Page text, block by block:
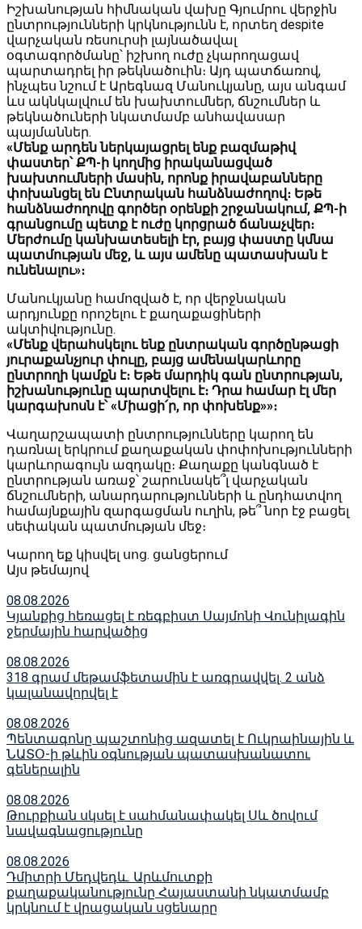
Իշխանության հիմնական վախը Գյումրու վերջին
ընտրությունների կրկնությունն է, որտեղ despite
վարչական ռեսուրսի լայնածավալ
օգտագործմանը՝ իշխող ուժը չկարողացավ
պարտադրել իր թեկնածուին։ Այդ պատճառով,
ինչպես նշում է Արեգնազ Մանուկյանը, այս անգամ
ևս ակնկալվում են խախտումներ, ճնշումներ և
թեկնածուների նկատմամբ անհավասար
պայմաններ.
«Մենք արդեն ներկայացրել ենք բազմաթիվ
փաստեր՝ ՔՊ-ի կողմից իրականացված
խախտումների մասին, որոնք իրավաբանները
փոխանցել են Ընտրական հանձնաժողով։ Եթե
հանձնաժողովը գործեր օրենքի շրջանակում, ՔՊ-ի
գրանցումը պետք է ուժը կորցրած ճանաչվեր։
Մերժումը կանխատեսելի էր, բայց փաստը կմնա
պատմության մեջ, և այս ամենը պատասխան է
ունենալու»։
Մանուկյանը համոզված է, որ վերջնական
արդյունքը որոշելու է քաղաքացիների
ակտիվությունը․
«Մենք վերահսկելու ենք ընտրական գործընթացի
յուրաքանչյուր փուլը, բայց ամենակարևորը
ընտրողի կամքն է։ Եթե մարդիկ գան ընտրության,
իշխանությունը պարտվելու է։ Դրա համար էլ մեր
կարգախոսն է՝ «Միացի՛ր, որ փոխենք»»։
Վաղարշապատի ընտրությունները կարող են
դառնալ երկրում քաղաքական փոփոխությունների
կարևորագույն ազդակը։ Քաղաքը կանգնած է
ընտրության առաջ՝ շարունակե՞լ վարչական
ճնշումների, անարդարությունների և ընդհատվող
համայնքային զարգացման ուղին, թե՞ նոր էջ բացել
սեփական պատմության մեջ։
Կարող եք կիսվել սոց․ ցանցերում
Այս թեմայով
08.08.2026
Կյանքից հեռացել է ռեգբիստ Սայմոնի Վունիլագին
ջերմային հարվածից
08.08.2026
318 գրամ մեթամֆետամին է առգրավվել․ 2 անձ
կալանավորվել է
08.08.2026
Պենտագոնը պաշտոնից ազատել է Ուկրաինային և
ՆԱՏՕ-ի թևին օգնության պատասխանատու
գեներալին
08.08.2026
Թուրքիան սկսել է սահմանափակել Սև ծովում
նավագնացությունը
08.08.2026
Դմիտրի Մեդվեդև. Արևմուտքի
քաղաքականությունը Հայաստանի նկատմամբ
կրկնում է վրացական սցենարը